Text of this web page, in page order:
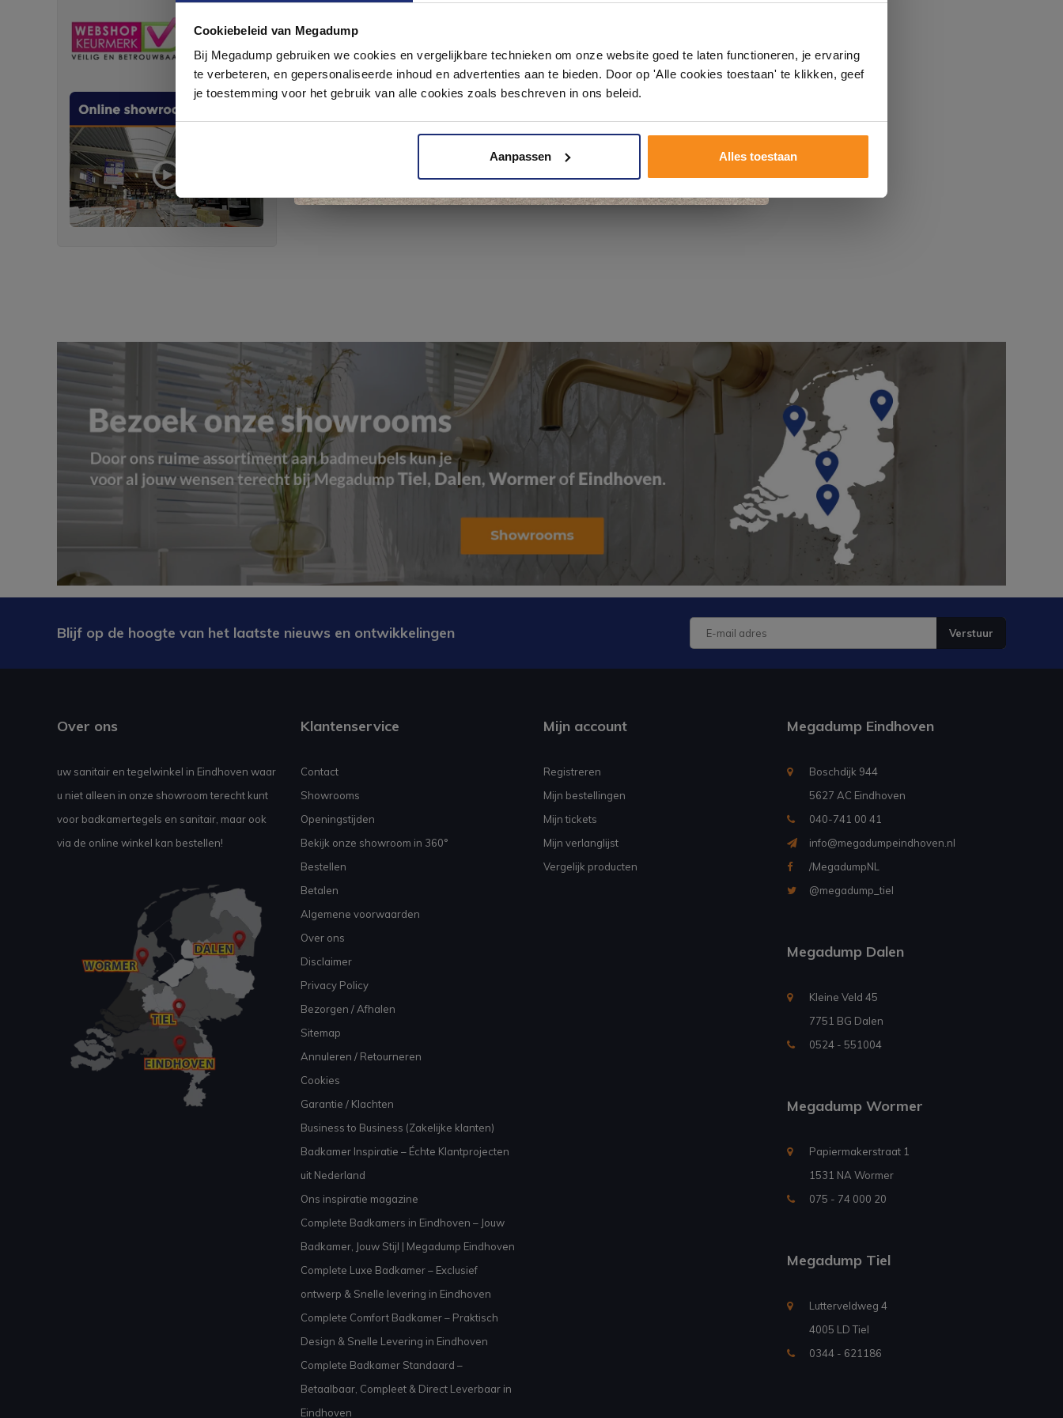
Cookiebeleid van Megadump
Bij Megadump gebruiken we cookies en vergelijkbare technieken om onze website goed te laten functioneren, je ervaring
te verbeteren, en gepersonaliseerde inhoud en advertenties aan te bieden. Door op 'Alle cookies toestaan' te klikken, geef
je toestemming voor het gebruik van alle cookies zoals beschreven in ons beleid.
Aanpassen Alles toestaan
Blijf op de hoogte van het laatste nieuws en ontwikkelingen Verstuur
Over ons
uw sanitair en tegelwinkel in Eindhoven waar
u niet alleen in onze showroom terecht kunt
voor badkamertegels en sanitair, maar ook
via de online winkel kan bestellen!
Klantenservice
Contact
Showrooms
Openingstijden
Bekijk onze showroom in 360°
Bestellen
Betalen
Algemene voorwaarden
Over ons
Disclaimer
Privacy Policy
Bezorgen / Afhalen
Sitemap
Annuleren / Retourneren
Cookies
Garantie / Klachten
Business to Business (Zakelijke klanten)
Badkamer Inspiratie – Échte Klantprojecten
uit Nederland
Ons inspiratie magazine
Complete Badkamers in Eindhoven – Jouw
Badkamer, Jouw Stijl | Megadump Eindhoven
Complete Luxe Badkamer – Exclusief
ontwerp & Snelle levering in Eindhoven
Complete Comfort Badkamer – Praktisch
Design & Snelle Levering in Eindhoven
Complete Badkamer Standaard –
Betaalbaar, Compleet & Direct Leverbaar in
Eindhoven
Mijn account
Registreren
Mijn bestellingen
Mijn tickets
Mijn verlanglijst
Vergelijk producten
Megadump Eindhoven
Boschdijk 944
5627 AC Eindhoven
040-741 00 41
info@megadumpeindhoven.nl
/MegadumpNL
@megadump_tiel
Megadump Dalen
Kleine Veld 45
7751 BG Dalen
0524 - 551004
Megadump Wormer
Papiermakerstraat 1
1531 NA Wormer
075 - 74 000 20
Megadump Tiel
Lutterveldweg 4
4005 LD Tiel
0344 - 621186
Laat je inspireren door 21 volledig ingerichte badkameropstellingen – van
compact tot luxe. Onze ervaren adviseurs helpen je persoonlijk, en je vindt tegels
& sanitair direct uit voorraad. Gratis parkeren op eigen terrein.
Kom langs en ervaar zelf het verschil!